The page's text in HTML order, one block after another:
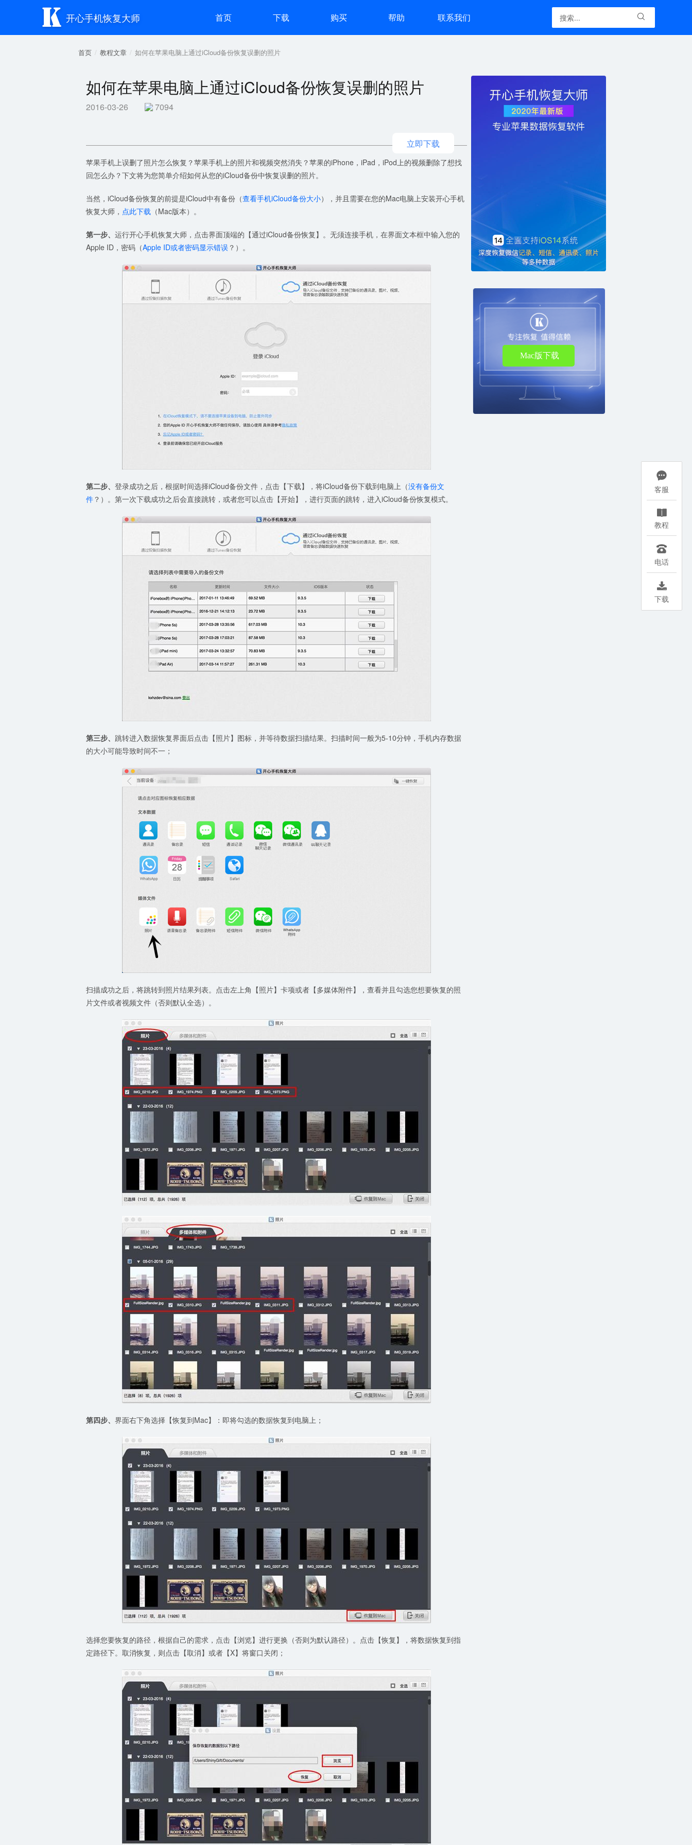
 开心手机恢复大师 首页 下载 购买 帮助 联系我们 
首页 教程文章 如何在苹果电脑上通过iCloud备份恢复误删的照片
如何在苹果电脑上通过iCloud备份恢复误删的照片
2016-03-26 7094
立即下载
苹果手机上误删了照片怎么恢复？苹果手机上的照片和视频突然消失？苹果的iPhone，iPad，iPod上的视频删除了想找
回怎么办？下文将为您简单介绍如何从您的iCloud备份中恢复误删的照片。
当然，iCloud备份恢复的前提是iCloud中有备份（查看手机iCloud备份大小），并且需要在您的Mac电脑上安装开心手机
恢复大师， 点此下载 （Mac版本）。
第一步、 运行开心手机恢复大师，点击界面顶端的【通过iCloud备份恢复】。无须连接手机，在界面文本框中输入您的
Apple ID，密码（Apple ID或者密码显示错误 ？）。
第二步、 登录成功之后，根据时间选择iCloud备份文件，点击【下载】，将iCloud备份下载到电脑上（没有备份文
件 ？）。第一次下载成功之后会直接跳转，或者您可以点击【开始】，进行页面的跳转，进入iCloud备份恢复模式。
第三步、 跳转进入数据恢复界面后点击【照片】图标，并等待数据扫描结果。扫描时间一般为5-10分钟，手机内存数据
的大小可能导致时间不一；
扫描成功之后，将跳转到照片结果列表。点击左上角【照片】卡项或者【多媒体附件】，查看并且勾选您想要恢复的照
片文件或者视频文件（否则默认全选）。
第四步、 界面右下角选择【恢复到Mac】：即将勾选的数据恢复到电脑上；
选择您要恢复的路径，根据自己的需求，点击【浏览】进行更换（否则为默认路径）。点击【恢复】，将数据恢复到指
定路径下。取消恢复，则点击【取消】或者【X】将窗口关闭；
Mac版下载

客服

教程

电话

下载